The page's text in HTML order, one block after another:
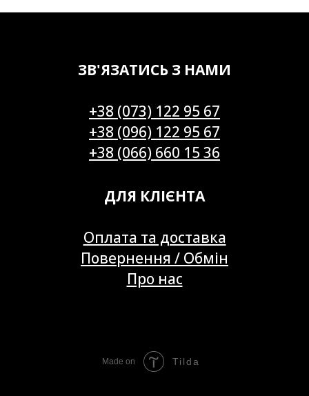
ЗВ'ЯЗАТИСЬ З НАМИ
+38 (073) 122 95 67
+38 (096) 122 95 67
+38 (066) 660 15 36
ДЛЯ КЛІЄНТА
Оплата та доставка
Повернення / Обмін
Про нас
Made on Tilda